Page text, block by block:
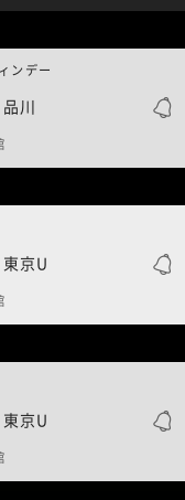
品川
ンデー
東京U
東京U